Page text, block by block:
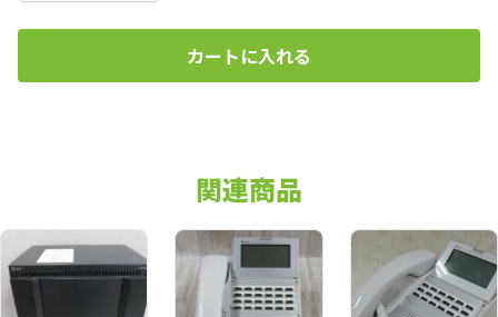
カートに入れる
関連商品